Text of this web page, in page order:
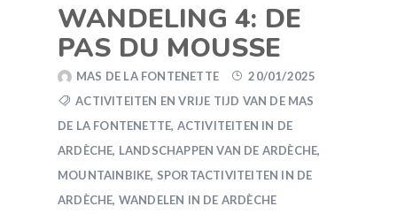
WANDELING 4: DE
PAS DU MOUSSE
MAS DE LA FONTENETTE
20/01/2025
ACTIVITEITEN EN VRIJE TIJD VAN DE MAS
DE LA FONTENETTE, ACTIVITEITEN IN DE
ARDÈCHE, LANDSCHAPPEN VAN DE ARDÈCHE,
MOUNTAINBIKE, SPORTACTIVITEITEN IN DE
ARDÈCHE, WANDELEN IN DE ARDÈCHE